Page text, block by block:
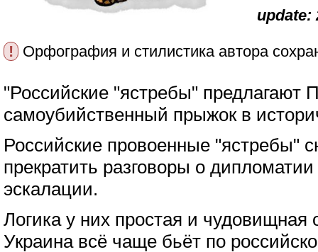
update:
! Орфография и стилистика автора
"Российские "ястребы" предлагают
самоубийственный прыжок в
Российские провоенные "ястребы"
прекратить разговоры о
эскалации.
Логика у них простая и чудовищная
Украина всё чаще бьёт по